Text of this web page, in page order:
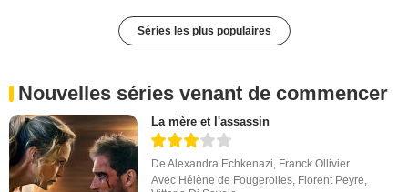
Séries les plus populaires
Nouvelles séries venant de commencer
La mère et l'assassin
DeAlexandra Echkenazi, Franck Ollivier
Avec Hélène de Fougerolles, Florent Peyre,